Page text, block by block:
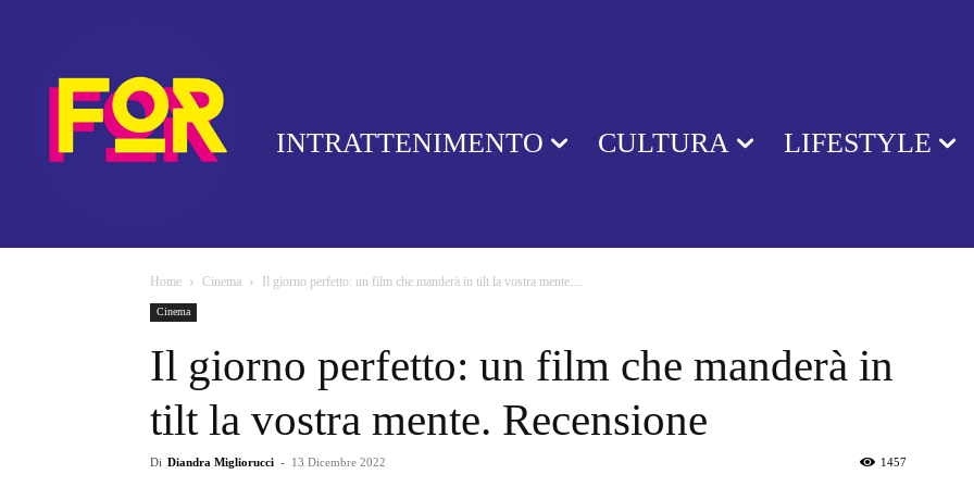
INTRATTENIMENTO CULTURA LIFESTYLE
Home Cinema Il giorno perfetto: un film che manderà in tilt la vostra mente....
Cinema
Il giorno perfetto: un film che manderà in
tilt la vostra mente. Recensione
Di Diandra Migliorucci - 13 Dicembre 2022 1457